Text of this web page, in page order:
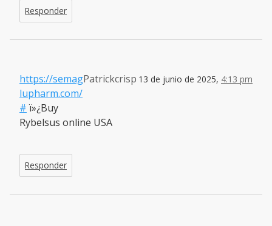
Responder
Patrickcrisp 13 de junio de 2025, 4:13 pm
https://semag
lupharm.com/
#ï»¿Buy
Rybelsus online USA
Responder